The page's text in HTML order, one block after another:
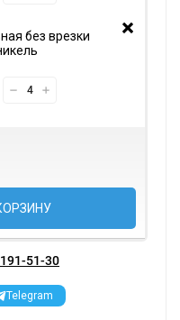
без врезки
51-30
Telegram